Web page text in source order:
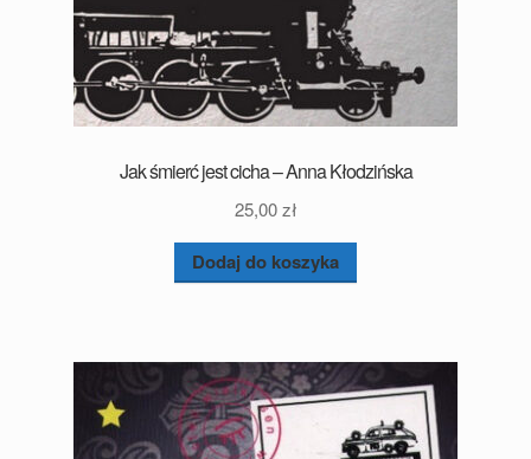
Jak śmierć jest cicha – Anna Kłodzińska
25,00zł
Dodaj do koszyka